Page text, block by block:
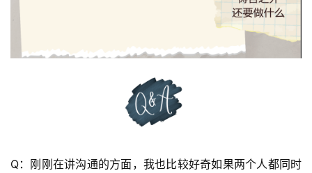
学
Q：刚刚在讲沟通的方面，我也比较好奇如果两个人都同时